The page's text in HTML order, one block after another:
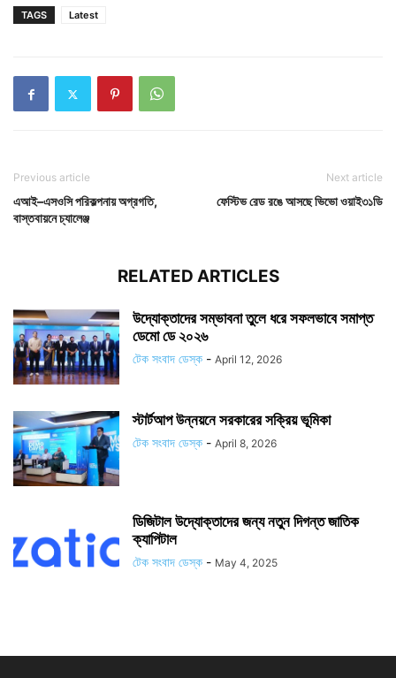
TAGS Latest
Previous article
এআই–এসওসি পরিকল্পনায় অগ্রগতি,
বাস্তবায়নে চ্যালেঞ্জ
Next article
ফেস্টিভ রেড রঙে আসছে ভিভো ওয়াই৩১ডি
RELATED ARTICLES
উদ্যোক্তাদের সম্ভাবনা তুলে ধরে সফলভাবে সমাপ্ত
ডেমো ডে ২০২৬
টেক সংবাদ ডেস্ক - April 12, 2026
স্টার্টআপ উন্নয়নে সরকারের সক্রিয় ভূমিকা
টেক সংবাদ ডেস্ক - April 8, 2026
ডিজিটাল উদ্যোক্তাদের জন্য নতুন দিগন্ত জাতিক
ক্যাপিটাল
টেক সংবাদ ডেস্ক - May 4, 2025